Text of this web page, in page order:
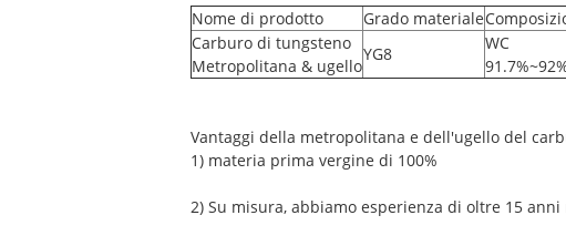
Nome di prodotto Grado materiale
Carburo di tungsteno
Metropolitana & ugello
YG8
WC
Vantaggi della metropolitana e dell'ugello del
1) materia prima vergine di 100%
2) Su misura, abbiamo esperienza di oltre 15